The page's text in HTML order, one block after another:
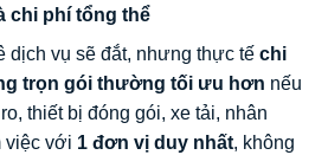
chi phí tổng thể
dịch vụ sẽ đắt, nhưng thực tế chi
trọn gói thường tối ưu hơn nếu
thiết bị đóng gói, xe tải, nhân
việc với 1 đơn vị duy nhất, không